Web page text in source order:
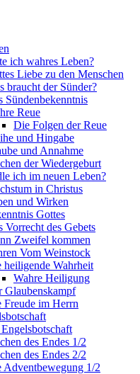
ich wahres Leben?
Liebe zu den Menschen
braucht der Sünder?
Sündenbekenntnis
Reue
Die Folgen der Reue
und Hingabe
und Annahme
der Wiedergeburt
ich im neuen Leben?
in Christus
und Wirken
Gottes
Vorrecht des Gebets
Zweifel kommen
Vom Weinstock
heiligende Wahrheit
Wahre Heiligung
Glaubenskampf
Freude im Herrn
des Endes 1/2
des Endes 2/2
Adventbewegung 1/2